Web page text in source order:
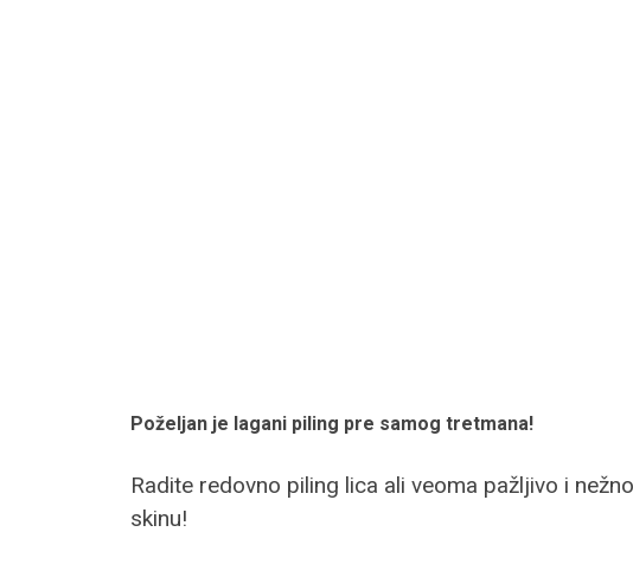
Poželjan je lagani piling pre samog tretmana!
Radite redovno piling lica ali veoma pažljivo i
skinu!